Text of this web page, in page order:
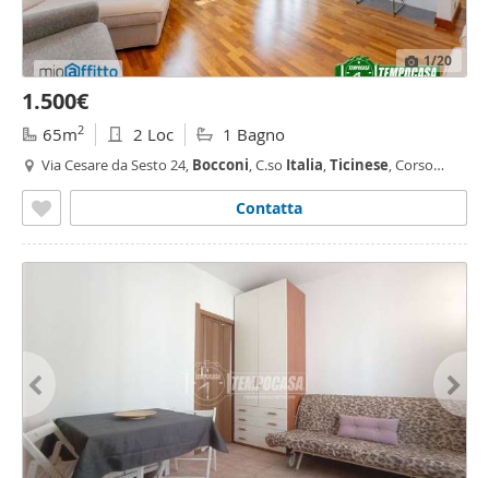
1/20
1.500€
65m2 2 Loc 1 Bagno
Via Cesare da Sesto 24, Bocconi, C.so Italia,Ticinese, Corso
Contatta